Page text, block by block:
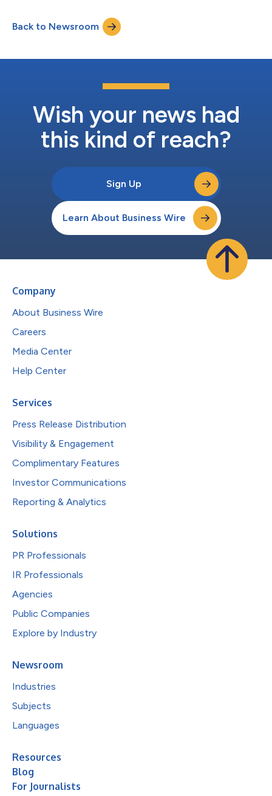
决方案需求持续增长，本季度先进AI营收突破1亿美元。我们的AI战
略已不仅是愿景，更成为可量化的成长、差异化与创新的驱动器。
我们正转型进入AI商业化阶段，新订单金额首次突破25亿美元，且
Vijayakumar表示。 HCLTech服务业务营收年增5.5%（按固定汇
务营收的42%。HCLSoftware年度经常性收入达10.6亿美元，持
续保持增长态势。 垂直产业领域的增长由科技与服务业为主导，
与娱乐业，年增...
Back to Newsroom
Wish your news had
this kind of reach?
Sign Up
Learn About Business Wire
Company
About Business Wire
Careers
Media Center
Help Center
Services
Press Release Distribution
Visibility & Engagement
Complimentary Features
Investor Communications
Reporting & Analytics
Solutions
PR Professionals
IR Professionals
Agencies
Public Companies
Explore by Industry
Newsroom
Industries
Subjects
Languages
Resources
Blog
For Journalists